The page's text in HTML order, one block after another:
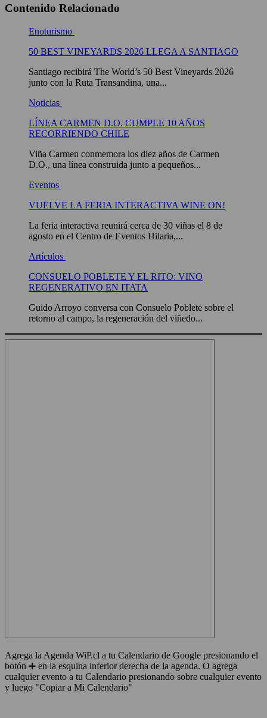
Contenido Relacionado
Enoturismo
50 BEST VINEYARDS 2026 LLEGA A SANTIAGO
Santiago recibirá The World’s 50 Best Vineyards 2026
junto con la Ruta Transandina, una...
Noticias
LÍNEA CARMEN D.O. CUMPLE 10 AÑOS
RECORRIENDO CHILE
Viña Carmen conmemora los diez años de Carmen
D.O., una línea construida junto a pequeños...
Eventos
VUELVE LA FERIA INTERACTIVA WINE ON!
La feria interactiva reunirá cerca de 30 viñas el 8 de
agosto en el Centro de Eventos Hilaria,...
Artículos
CONSUELO POBLETE Y EL RITO: VINO
REGENERATIVO EN ITATA
Guido Arroyo conversa con Consuelo Poblete sobre el
retorno al campo, la regeneración del viñedo...
Agrega la Agenda WiP.cl a tu Calendario de Google presionando el
botón ➕ en la esquina inferior derecha de la agenda. O agrega
cualquier evento a tu Calendario presionando sobre cualquier evento
y luego "Copiar a Mi Calendario"